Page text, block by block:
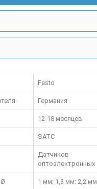
Festo
Германия
12-18 месяцев
SATC
Датчиков
оптоэлектронных
1 мм; 1,3 мм; 2,2 мм